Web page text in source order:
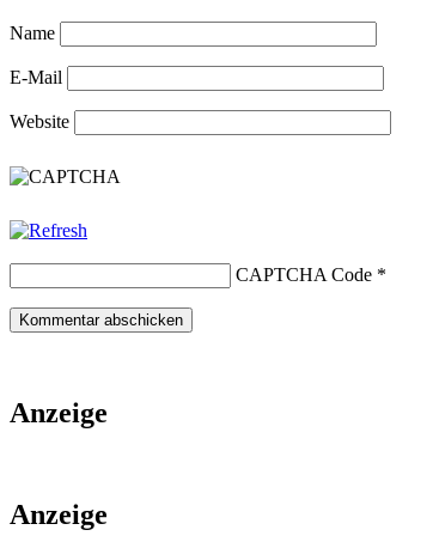
Name
E-Mail
Website
CAPTCHA Code *
Anzeige
Anzeige